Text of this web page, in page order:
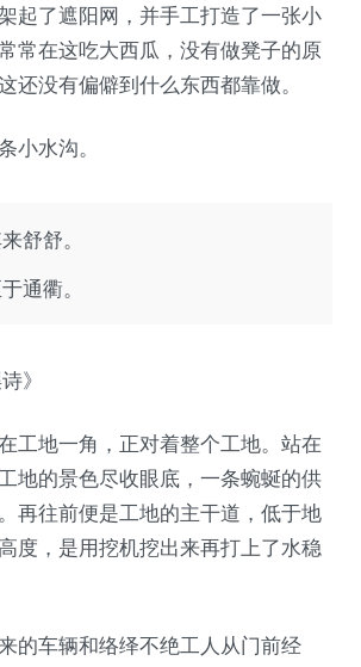
起了遮阳网，并手工打造了一张小
常在这吃大西瓜，没有做凳子的原
还没有偏僻到什么东西都靠做。
小水沟。
舒舒。
通衢。
》
工地一角，正对着整个工地。站在
地的景色尽收眼底，一条蜿蜒的供
再往前便是工地的主干道，低于地
度，是用挖机挖出来再打上了水稳
的车辆和络绎不绝工人从门前经